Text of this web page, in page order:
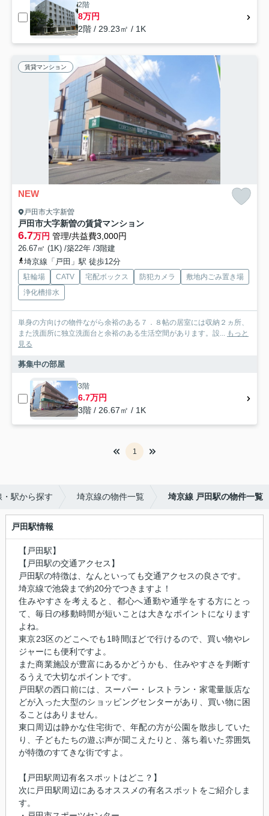
2階
8万円
2階 / 29.23㎡ / 1K
賃貸マンション
NEW
戸田市大字新曽
戸田市大字新曽の賃貸マンション
6.7万円 管理/共益費3,000円
26.67㎡ (1K) /築22年 /3階建
埼京線「戸田」駅 徒歩12分
駐輪場 CATV 宅配ボックス 防犯カメラ
敷地内ごみ置き場
浄化槽排水
単身の方向けの物件ながら余裕のある７．８帖の居室には収納２ヵ所、
また洗面所に独立洗面台と余裕のある生活空間があります。設... もっと
見る
募集中の部屋
3階
6.7万円
3階 / 26.67㎡ / 1K
1
・駅から探す 埼京線の物件一覧 埼京線 戸田駅の物件一覧
戸田駅情報
【戸田駅】
【戸田駅の交通アクセス】
戸田駅の特徴は、なんといっても交通アクセスの良さです。
埼京線で池袋まで約20分でつきますよ！
住みやすさを考えると、都心へ通勤や通学をする方にとっ
て、毎日の移動時間が短いことは大きなポイントになります
よね。
東京23区のどこへでも1時間ほどで行けるので、買い物やレ
ジャーにも便利ですよ。
また商業施設が豊富にあるかどうかも、住みやすさを判断す
るうえで大切なポイントです。
戸田駅の西口前には、スーパー・レストラン・家電量販店な
どが入った大型のショッピングセンターがあり、買い物に困
ることはありません。
東口周辺は静かな住宅街で、年配の方が公園を散歩していた
り、子どもたちの遊ぶ声が聞こえたりと、落ち着いた雰囲気
が特徴のすてきな街ですよ。
【戸田駅周辺有名スポットはどこ？】
次に戸田駅周辺にあるオススメの有名スポットをご紹介しま
す。